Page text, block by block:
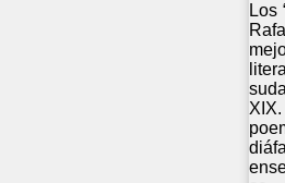
Los